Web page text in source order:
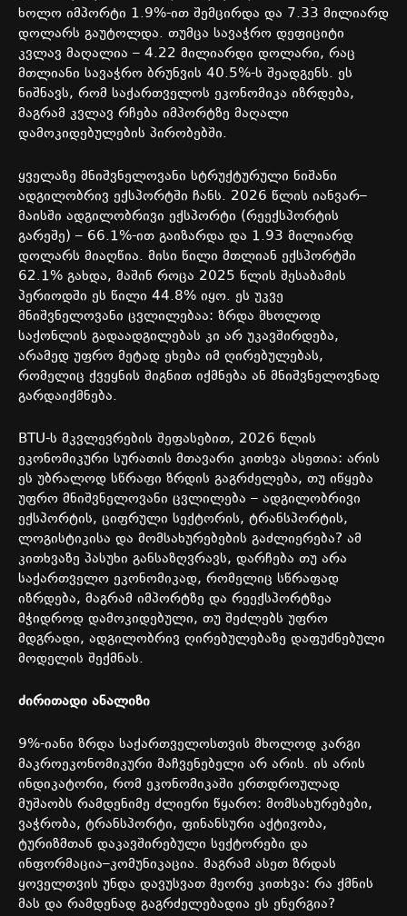
ხოლო იმპორტი 1.9%-ით შემცირდა და 7.33 მილიარდ
დოლარს გაუტოლდა. თუმცა სავაჭრო დეფიციტი
კვლავ მაღალია – 4.22 მილიარდი დოლარი, რაც
მთლიანი სავაჭრო ბრუნვის 40.5%-ს შეადგენს. ეს
ნიშნავს, რომ საქართველოს ეკონომიკა იზრდება,
მაგრამ კვლავ რჩება იმპორტზე მაღალი
დამოკიდებულების პირობებში.
ყველაზე მნიშვნელოვანი სტრუქტურული ნიშანი
ადგილობრივ ექსპორტში ჩანს. 2026 წლის იანვარ–
მაისში ადგილობრივი ექსპორტი (რეექსპორტის
გარეშე) – 66.1%-ით გაიზარდა და 1.93 მილიარდ
დოლარს მიაღწია. მისი წილი მთლიან ექსპორტში
62.1% გახდა, მაშინ როცა 2025 წლის შესაბამის
პერიოდში ეს წილი 44.8% იყო. ეს უკვე
მნიშვნელოვანი ცვლილებაა: ზრდა მხოლოდ
საქონლის გადაადგილებას კი არ უკავშირდება,
არამედ უფრო მეტად ეხება იმ ღირებულებას,
რომელიც ქვეყნის შიგნით იქმნება ან მნიშვნელოვნად
გარდაიქმნება.
BTU-ს მკვლევრების შეფასებით, 2026 წლის
ეკონომიკური სურათის მთავარი კითხვა ასეთია: არის
ეს უბრალოდ სწრაფი ზრდის გაგრძელება, თუ იწყება
უფრო მნიშვნელოვანი ცვლილება – ადგილობრივი
ექსპორტის, ციფრული სექტორის, ტრანსპორტის,
ლოგისტიკისა და მომსახურებების გაძლიერება? ამ
კითხვაზე პასუხი განსაზღვრავს, დარჩება თუ არა
საქართველო ეკონომიკად, რომელიც სწრაფად
იზრდება, მაგრამ იმპორტზე და რეექსპორტზეა
მჭიდროდ დამოკიდებული, თუ შეძლებს უფრო
მდგრადი, ადგილობრივ ღირებულებაზე დაფუძნებული
მოდელის შექმნას.
ძირითადი ანალიზი
9%-იანი ზრდა საქართველოსთვის მხოლოდ კარგი
მაკროეკონომიკური მაჩვენებელი არ არის. ის არის
ინდიკატორი, რომ ეკონომიკაში ერთდროულად
მუშაობს რამდენიმე ძლიერი წყარო: მომსახურებები,
ვაჭრობა, ტრანსპორტი, ფინანსური აქტივობა,
ტურიზმთან დაკავშირებული სექტორები და
ინფორმაცია–კომუნიკაცია. მაგრამ ასეთ ზრდას
ყოველთვის უნდა დავუსვათ მეორე კითხვა: რა ქმნის
მას და რამდენად გაგრძელებადია ეს ენერგია?